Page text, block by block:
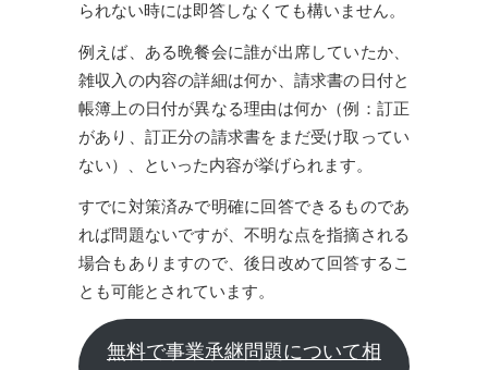
られない時には即答しなくても構いません。
例えば、ある晩餐会に誰が出席していたか、
雑収入の内容の詳細は何か、請求書の日付と
帳簿上の日付が異なる理由は何か（例：訂正
があり、訂正分の請求書をまだ受け取ってい
ない）、といった内容が挙げられます。
すでに対策済みで明確に回答できるものであ
れば問題ないですが、不明な点を指摘される
場合もありますので、後日改めて回答するこ
とも可能とされています。
無料で事業承継問題について相